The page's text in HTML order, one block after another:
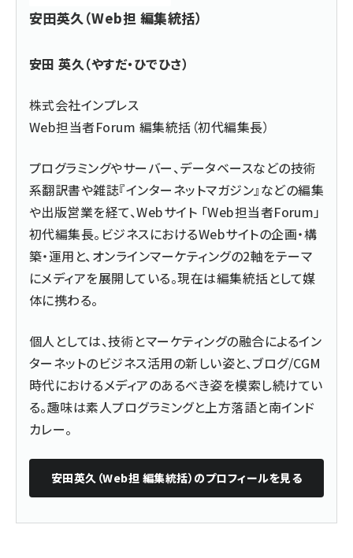
安田英久（Web担 編集統括）
安田 英久（やすだ・ひでひさ）
株式会社インプレス
Web担当者Forum 編集統括（初代編集長）
プログラミングやサーバー、データベースなどの技術
系翻訳書や雑誌『インターネットマガジン』などの編集
や出版営業を経て、Webサイト 「Web担当者Forum」
初代編集長。ビジネスにおけるWebサイトの企画・構
築・運用と、オンラインマーケティングの2軸をテーマ
にメディアを展開している。現在は編集統括として媒
体に携わる。
個人としては、技術とマーケティングの融合によるイン
ターネットのビジネス活用の新しい姿と、ブログ/CGM
時代におけるメディアのあるべき姿を模索し続けてい
る。趣味は素人プログラミングと上方落語と南インド
カレー。
安田英久（Web担 編集統括） のプロフィールを見る